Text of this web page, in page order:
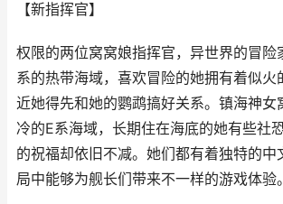
【新指挥官】
权限的两位窝窝娘指挥官，异世界的冒险
系的热带海域，喜欢冒险的她拥有着似火
近她得先和她的鹦鹉搞好关系。镇海神女
冷的E系海域，长期住在海底的她有些社
的祝福却依旧不减。她们都有着独特的中
局中能够为舰长们带来不一样的游戏体验。